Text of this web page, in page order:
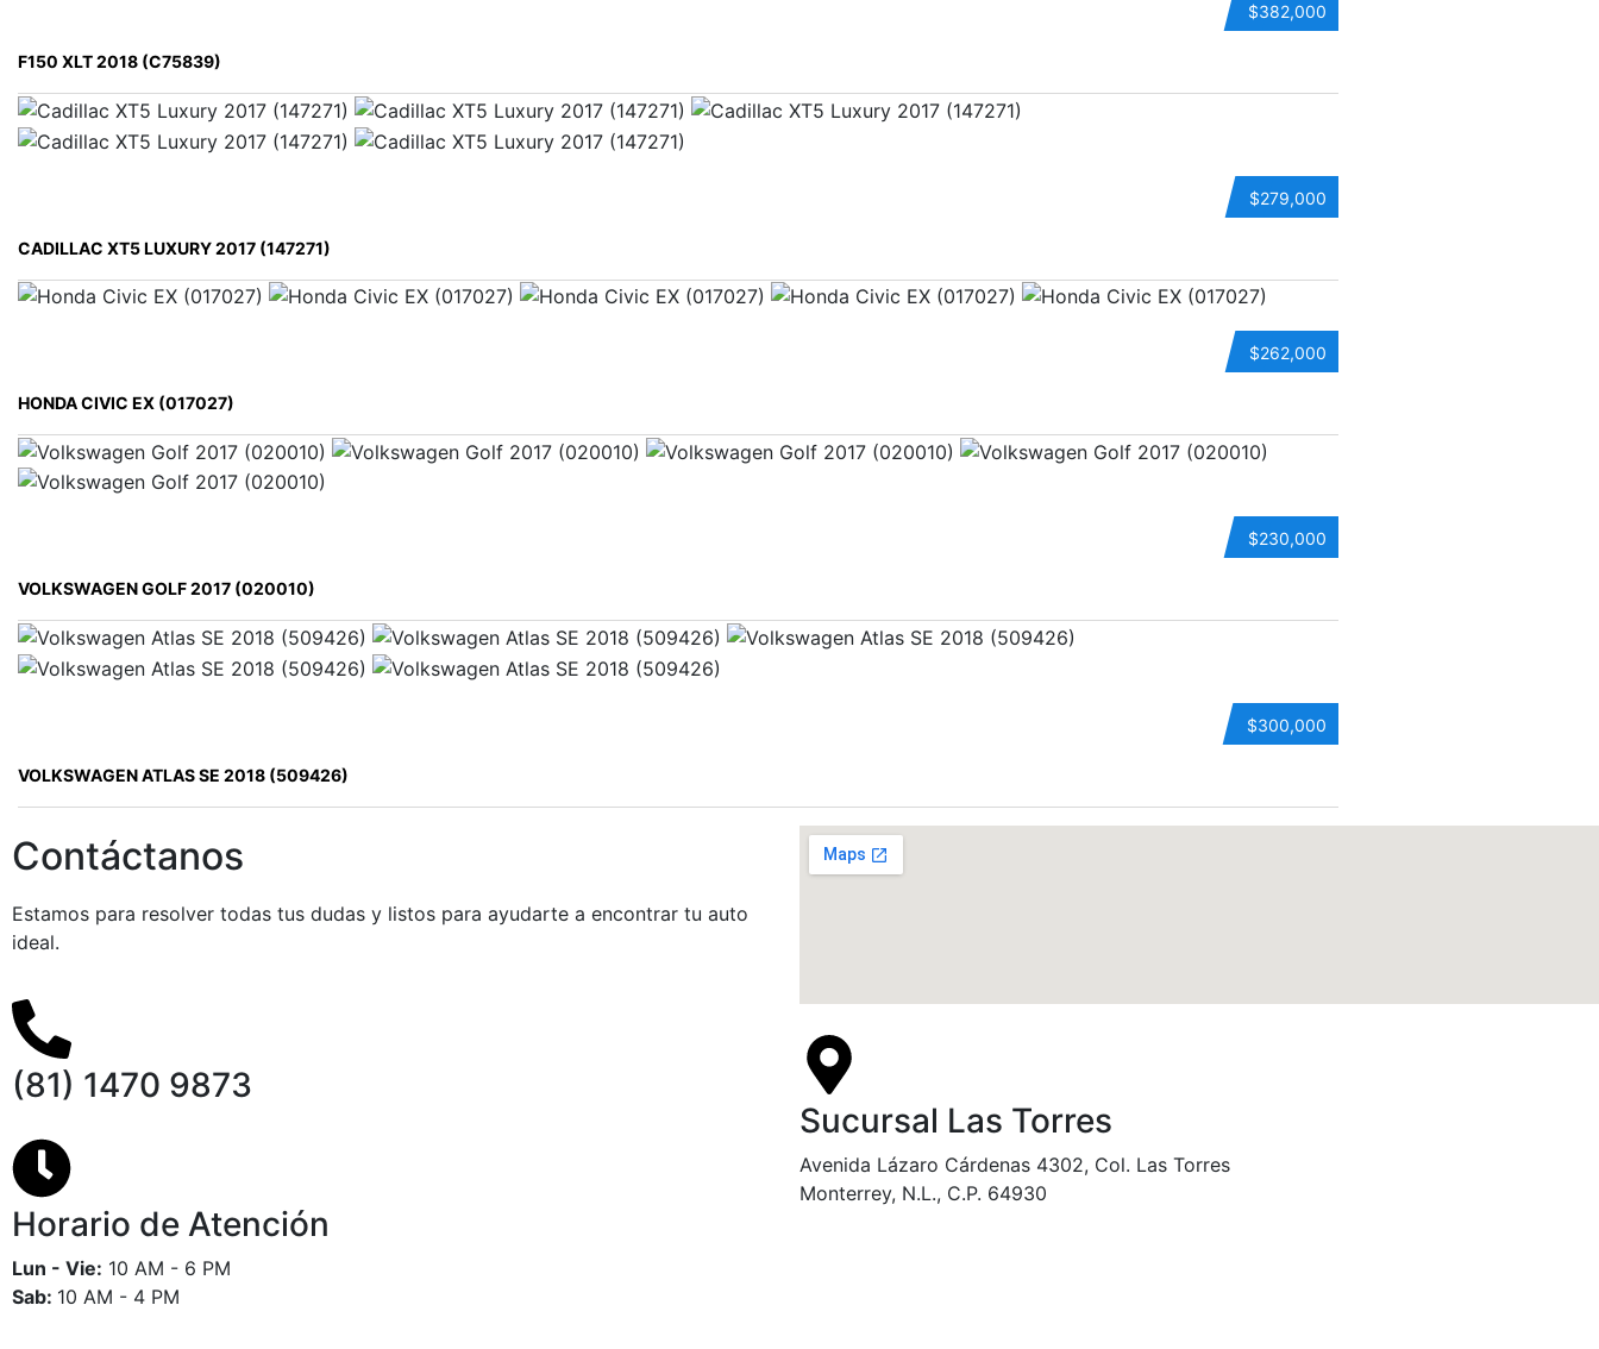
$382,000
F150 XLT 2018 (C75839)
$279,000
CADILLAC XT5 LUXURY 2017 (147271)
$262,000
HONDA CIVIC EX (017027)
$230,000
VOLKSWAGEN GOLF 2017 (020010)
$300,000
VOLKSWAGEN ATLAS SE 2018 (509426)
Contáctanos
Estamos para resolver todas tus dudas y listos para ayudarte a encontrar tu auto
ideal.
(81) 1470 9873
Horario de Atención
Lun - Vie: 10 AM - 6 PM
Sab: 10 AM - 4 PM
Sucursal Las Torres
Avenida Lázaro Cárdenas 4302, Col. Las Torres
Monterrey, N.L., C.P. 64930